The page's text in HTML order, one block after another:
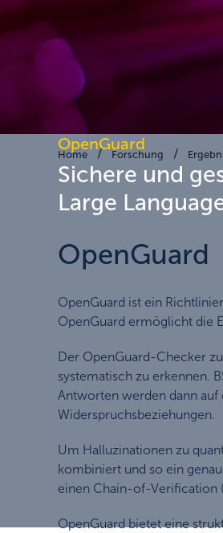
OpenGuard
Sichere und
Large
Home Forschung
OpenGuard
OpenGuard ist ein
OpenGuard ermöglicht die
Der OpenGuard-Checker
systematisch zu erkennen.
Antworten werden dann
Widerspruchsbeziehungen.
Um Halluzinationen zu
kombiniert und so ein
einen Chain-of-Verification
OpenGuard bietet eine